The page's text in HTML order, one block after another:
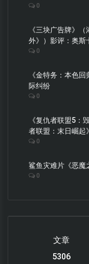
0
《三块广告牌》
外》）影评：奥斯
0
《金特务：本色
际纠纷
0
《复仇者联盟5：
者联盟：末日崛起
0
鲨鱼灾难片《恶魔
0
文章
6219